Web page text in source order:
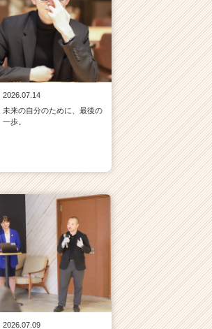
2026.07.14
未来の自分のために、最後の
一歩。
2026.07.09